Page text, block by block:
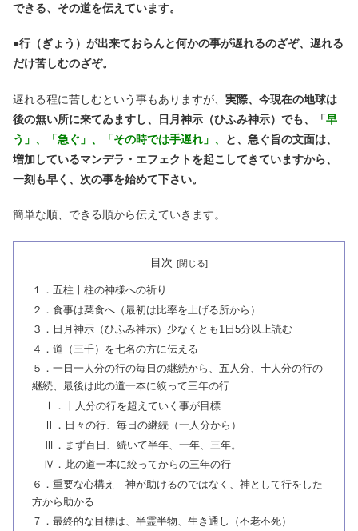
できる、その道を伝えています。
●行（ぎょう）が出来ておらんと何かの事が遅れるのざぞ、遅れる
だけ苦しむのざぞ。
遅れる程に苦しむという事もありますが、 実際、今現在の地球は
後の無い所に来てゐますし、日月神示（ひふみ神示）でも、「早
う」、「急ぐ」、「その時では手遅れ」、
と、急ぐ旨の文面は、
増加しているマンデラ・エフェクトを起こしてきていますから、
一刻も早く、次の事を始めて下さい。
簡単な順、できる順から伝えていきます。
目次
１．五柱十柱の神様への祈り
２．食事は菜食へ（最初は比率を上げる所から）
３．日月神示（ひふみ神示）少なくとも1日5分以上読む
４．道（三千）を七名の方に伝える
５．一日一人分の行の毎日の継続から、五人分、十人分の行の
継続、最後は此の道一本に絞って三年の行
Ⅰ．十人分の行を超えていく事が目標
Ⅱ．日々の行、毎日の継続（一人分から）
Ⅲ．まず百日、続いて半年、一年、三年。
Ⅳ．此の道一本に絞ってからの三年の行
６．重要な心構え 神が助けるのではなく、神として行をした
方から助かる
７．最終的な目標は、半霊半物、生き通し（不老不死）